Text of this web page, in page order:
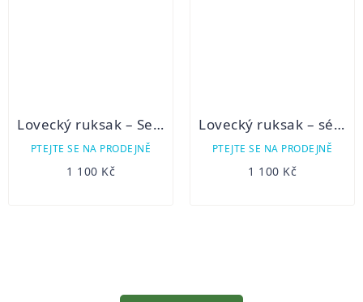
Lovecký ruksak – Sedlářství Jelínek maskáč "B"
PTEJTE SE NA PRODEJNĚ
1 100 Kč
Lovecký ruksak – ségl 5B/1
PTEJTE SE NA PRODEJNĚ
1 100 Kč